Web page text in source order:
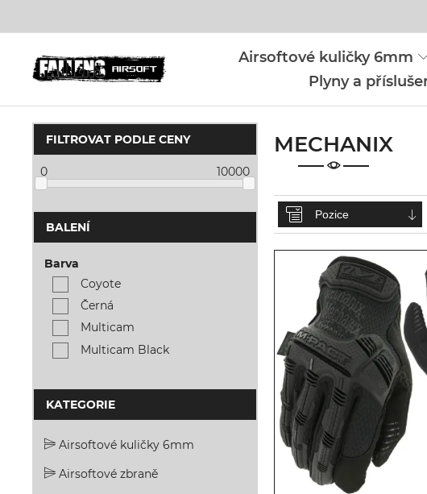
Airsoftové kuličky 6mm
Plyny a
FILTROVAT PODLE CENY
0 10000
BALENÍ
Barva
Coyote
Černá
Multicam
Multicam Black
KATEGORIE
Airsoftové kuličky 6mm
Airsoftové zbraně
MECHANIX